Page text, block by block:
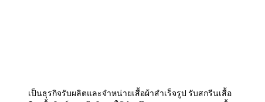
เป็นธุรกิจรับผลิตและจำหน่ายเสื้อผ้าสำเร็จรูป รับสกรีนเสื้อ